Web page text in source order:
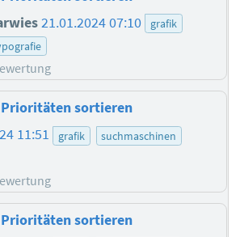
21.01.2024 07:10
grafik
sortieren
11:51 grafik
suchmaschinen
sortieren